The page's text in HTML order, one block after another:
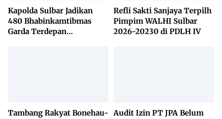
Kapolda Sulbar Jadikan
480 Bhabinkamtibmas
Garda Terdepan
Refli Sakti Sanjaya Terpilh
Pimpim WALHI Sulbar
2026-20230 di PDLH IV
Tambang Rakyat Bonehau- Audit Izin PT JPA Belum